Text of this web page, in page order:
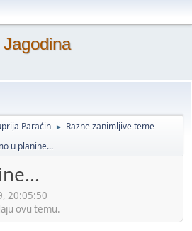
Paraćin ► Razne zanimljive teme
u planine...
20:05:50
ovu temu.